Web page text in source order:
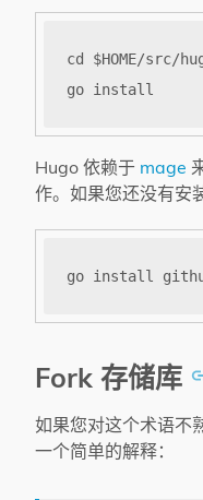
Hugo 依赖于 mage
作。如果您还没有安
Fork 存储库
如果您对这个术语不
一个简单的解释：